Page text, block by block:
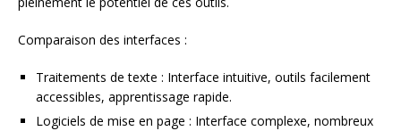
Comparaison des interfaces :
Traitements de texte : Interface intuitive, outils facilement
accessibles, apprentissage rapide.
Logiciels de mise en page : Interface complexe, nombreux